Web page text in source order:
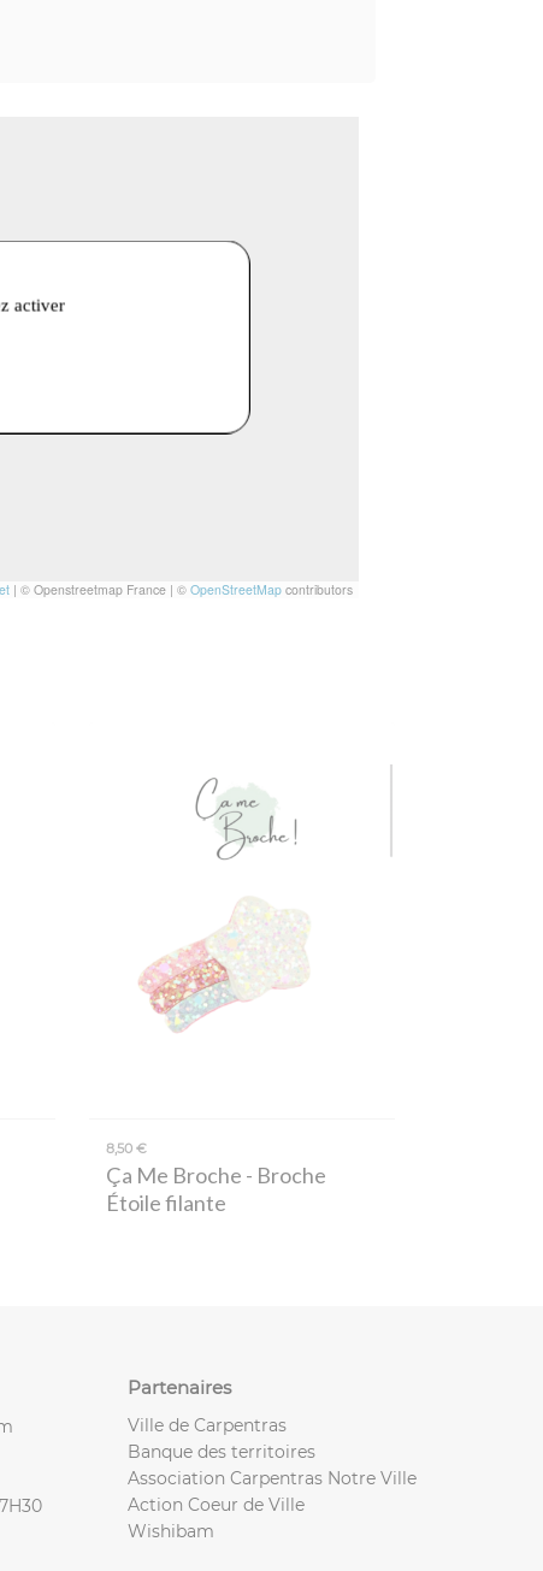
| © Openstreetmap France | © OpenStreetMapcontributors
8,50 €
Ça Me Broche - Broche
Étoile filante
Partenaires
Ville de Carpentras
Banque des territoires
Association Carpentras Notre Ville
Action Coeur de Ville
Wishibam
activer